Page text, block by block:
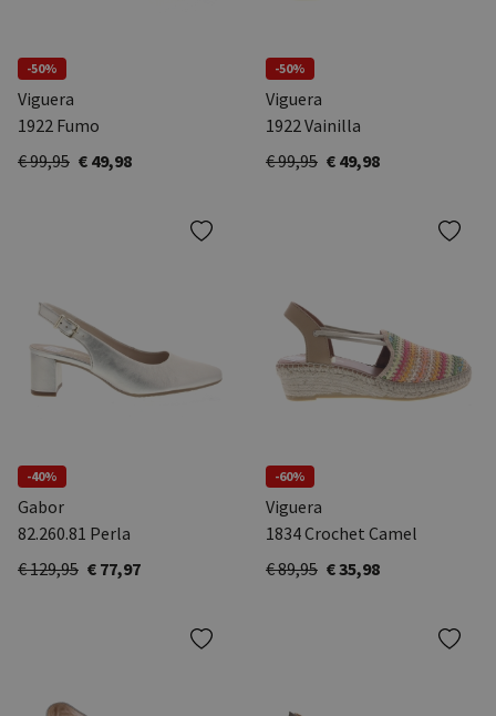
-50%
Viguera
1922 Fumo
€ 99,95 € 49,98
-50%
Viguera
1922 Vainilla
€ 99,95 € 49,98
-40%
Gabor
82.260.81 Perla
€ 129,95 € 77,97
-60%
Viguera
1834 Crochet Camel
€ 89,95 € 35,98